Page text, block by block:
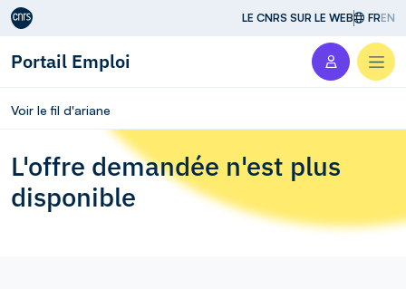
Aller au contenu LE CNRS SUR LE WEB FREN
Portail Emploi
Voir le fil d'ariane
L'offre demandée n'est plus
disponible